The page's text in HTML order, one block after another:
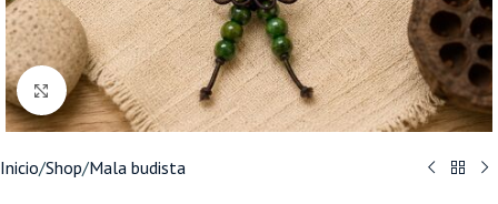
Haga clic para ampliar
Inicio/Shop/Mala budista